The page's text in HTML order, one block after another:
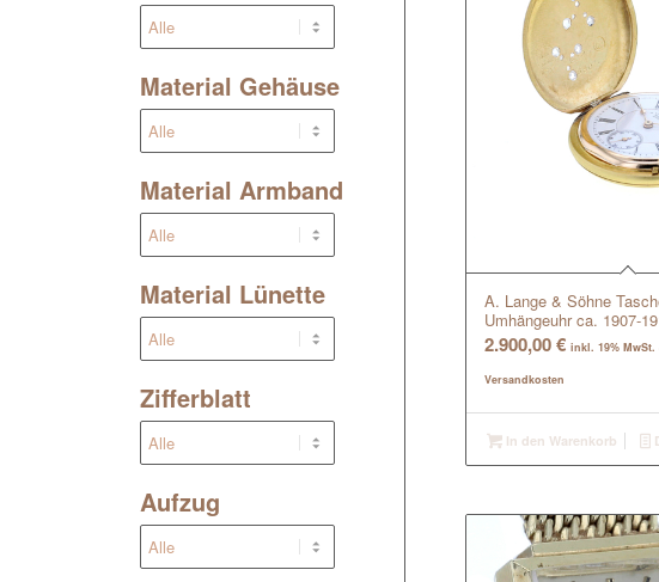
A. Lange & Söhne
Umhängeuhr ca. 1907-
2.900,00€ inkl. 19%
Versandkosten
In den Warenkorb
Material Gehäuse
Material Armband
Material Lünette
Zifferblatt
Aufzug